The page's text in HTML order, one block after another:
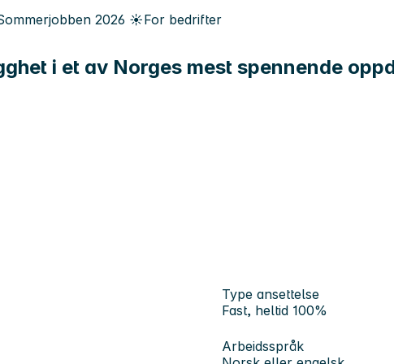
2026 ☀️For bedrifter
i et av Norges mest spennende
Type ansettelse
Fast, heltid 100%
Arbeidsspråk